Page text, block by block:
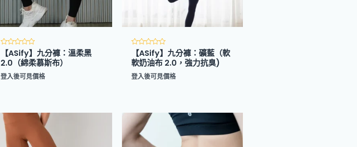
評
分
0
分
【ASify】九分褲：溫柔黑
2.0（綿柔慕斯布）
登入後可見價格
評
分
0
分
【ASify】九分褲：礦藍（軟
軟奶油布 2.0，強力抗臭)
登入後可見價格